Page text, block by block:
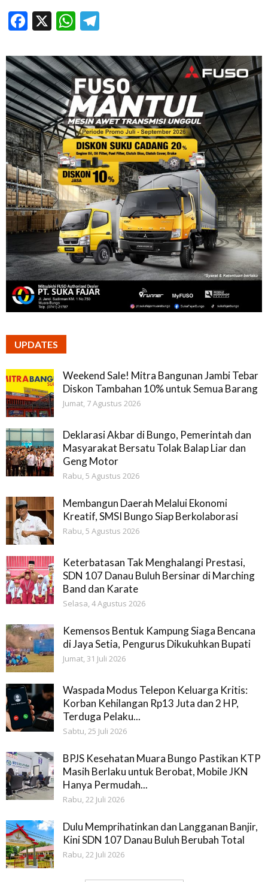
Facebook
X WhatsApp
UPDATES
Weekend Sale! Mitra Bangunan Jambi Tebar
Diskon Tambahan 10% untuk Semua Barang
Jumat, 7 Agustus 2026
Deklarasi Akbar di Bungo, Pemerintah dan
Masyarakat Bersatu Tolak Balap Liar dan
Geng Motor
Rabu, 5 Agustus 2026
Membangun Daerah Melalui Ekonomi
Kreatif, SMSI Bungo Siap Berkolaborasi
Rabu, 5 Agustus 2026
Keterbatasan Tak Menghalangi Prestasi,
SDN 107 Danau Buluh Bersinar di Marching
Band dan Karate
Selasa, 4 Agustus 2026
Kemensos Bentuk Kampung Siaga Bencana
di Jaya Setia, Pengurus Dikukuhkan Bupati
Jumat, 31 Juli 2026
Waspada Modus Telepon Keluarga Kritis:
Korban Kehilangan Rp13 Juta dan 2 HP,
Terduga Pelaku...
Sabtu, 25 Juli 2026
BPJS Kesehatan Muara Bungo Pastikan KTP
Masih Berlaku untuk Berobat, Mobile JKN
Hanya Permudah...
Rabu, 22 Juli 2026
Dulu Memprihatinkan dan Langganan Banjir,
Kini SDN 107 Danau Buluh Berubah Total
Rabu, 22 Juli 2026